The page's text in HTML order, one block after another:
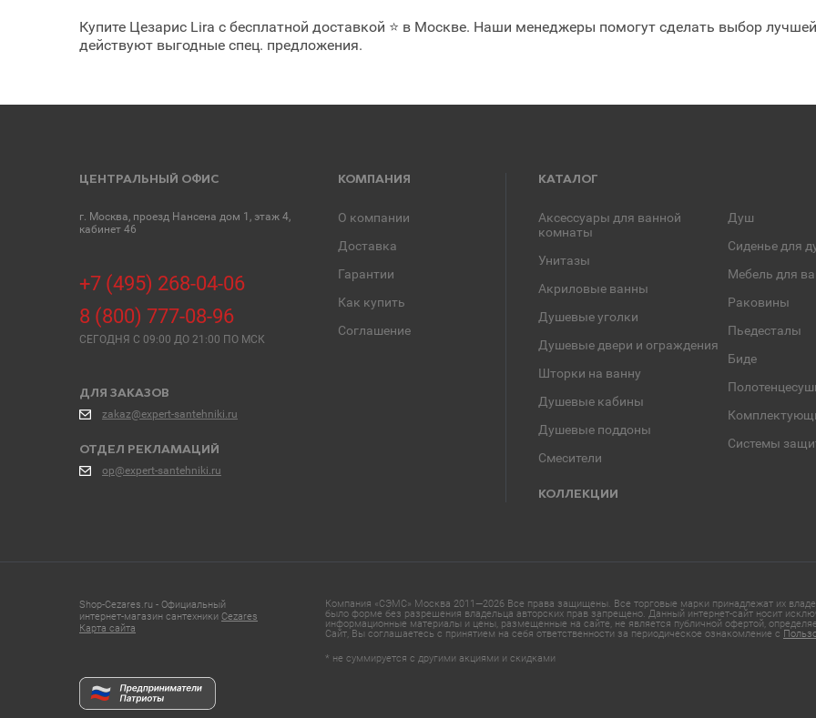
Купите Цезарис Lira с бесплатной доставкой ⭐ в Москве. Наши менеджеры помогут сделать выбор
действуют выгодные спец. предложения.
ЦЕНТРАЛЬНЫЙ ОФИС
г. Москва, проезд Нансена дом 1, этаж 4,
кабинет 46
+7 (495) 268-04-06
8 (800) 777-08-96
СЕГОДНЯ C 09:00 ДО 21:00 ПО МСК
ДЛЯ ЗАКАЗОВ
zakaz@expert-santehniki.ru
ОТДЕЛ РЕКЛАМАЦИЙ
op@expert-santehniki.ru
КОМПАНИЯ
О компании
Доставка
Гарантии
Как купить
Соглашение
КАТАЛОГ
Аксессуары для ванной
комнаты
Унитазы
Акриловые ванны
Душевые уголки
Душевые двери и ограждения
Шторки на ванну
Душевые кабины
Душевые поддоны
Смесители
Душ
Сиденье для
Мебель для
Раковины
Пьедесталы
Биде
Системы
КОЛЛЕКЦИИ
Shop-Cezares.ru - Официальный
интернет-магазин сантехники Cezares
Карта сайта
Компания «СЭМС» Москва 2011—2026 Все права защищены. Все торговые марки принадлежат их
было форме без разрешения владельца авторских прав запрещено. Данный интернет-сайт носит
информационные материалы и цены, размещенные на сайте, не является публичной офертой,
Сайт, Вы соглашаетесь с принятием на себя ответственности за периодическое ознакомление с
* не суммируется с другими акциями и скидками